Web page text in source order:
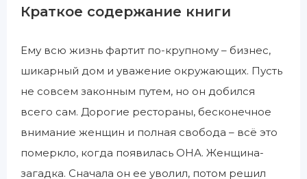
Краткое содержание книги
Ему всю жизнь фартит по-крупному – бизнес,
шикарный дом и уважение окружающих. Пусть
не совсем законным путем, но он добился
всего сам. Дорогие рестораны, бесконечное
внимание женщин и полная свобода – всё это
померкло, когда появилась ОНА. Женщина-
загадка. Сначала он ее уволил, потом решил